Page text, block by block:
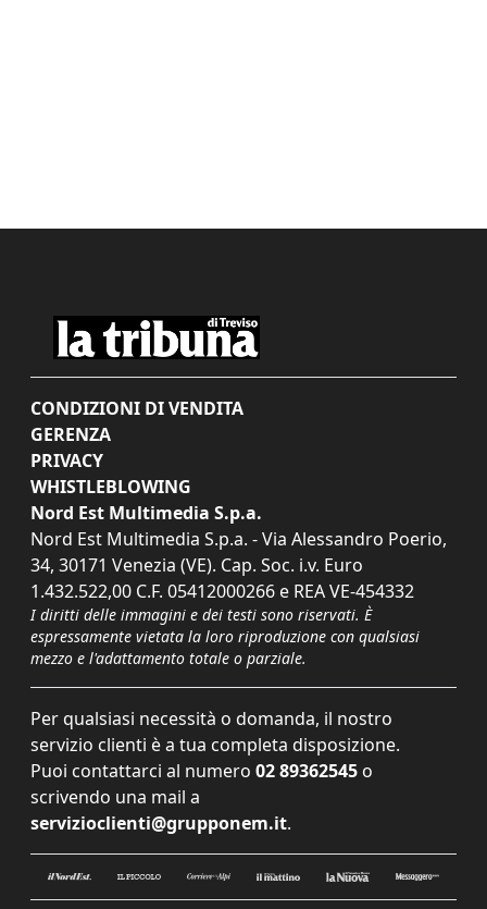
CONDIZIONI DI VENDITA
GERENZA
PRIVACY
WHISTLEBLOWING
Nord Est Multimedia S.p.a.
Nord Est Multimedia S.p.a. - Via Alessandro Poerio,
34, 30171 Venezia (VE). Cap. Soc. i.v. Euro
1.432.522,00 C.F. 05412000266 e REA VE-454332
I diritti delle immagini e dei testi sono riservati. È
espressamente vietata la loro riproduzione con qualsiasi
mezzo e l'adattamento totale o parziale.
Per qualsiasi necessità o domanda, il nostro
servizio clienti è a tua completa disposizione.
Puoi contattarci al numero 02 89362545 o
scrivendo una mail a
servizioclienti@grupponem.it.